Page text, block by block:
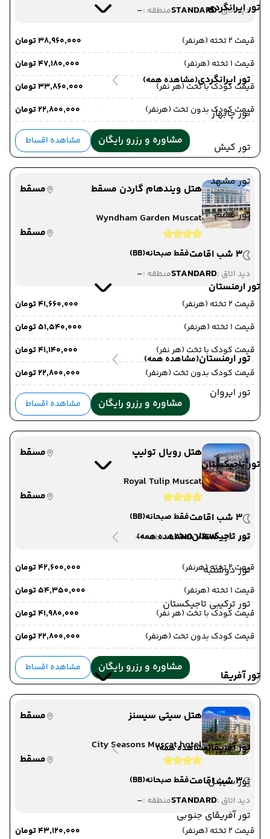
تور ایرانگردی
تور ایرانگردی(مشاهده همه)
تور چابهار
تور کیش
تور مشهد
تور قشم
تور ارمنستان
تور ارمنستان(مشاهده همه)
تور ایروان
تور تاجیکستان
تور تاجیکستان(مشاهده همه)
تور دوشنبه
تور ترکیبی تاجیکستان
تور آفریقا
تور آفریقا(مشاهده همه)
تور سیشل
تور آفریقای جنوبی
دید اتاق :STANDARDمنطقه :-
قیمت 2 تخته (هرنفر)
۳۸٬۹۶۰٬۰۰۰ تومان
قیمت 1 تخته (هرنفر)
۴۷٬۱۸۰٬۰۰۰ تومان
قیمت کودک با تخت (هر نفر)
۳۳٬۸۶۰٬۰۰۰ تومان
قیمت کودک بدون تخت (هرنفر)
۲۲٬۸۰۰٬۰۰۰ تومان
مشاوره و رزرو رایگان مشاهده اقساط
هتل ویندهام گاردن مسقط
مسقط
Wyndham Garden Muscat
مسقط
3 شب اقامت
فقط صبحانه(BB)
دید اتاق :STANDARDمنطقه :-
قیمت 2 تخته (هرنفر)
۴۱٬۶۶۰٬۰۰۰ تومان
قیمت 1 تخته (هرنفر)
۵۱٬۵۴۰٬۰۰۰ تومان
قیمت کودک با تخت (هر نفر)
۴۱٬۱۴۰٬۰۰۰ تومان
قیمت کودک بدون تخت (هرنفر)
۲۲٬۸۰۰٬۰۰۰ تومان
مشاوره و رزرو رایگان مشاهده اقساط
هتل رویال تولیپ
مسقط
Royal Tulip Muscat
مسقط
3 شب اقامت
فقط صبحانه(BB)
دید اتاق :LAND VIEWمنطقه :-
قیمت 2 تخته (هرنفر)
۴۲٬۶۰۰٬۰۰۰ تومان
قیمت 1 تخته (هرنفر)
۵۴٬۳۵۰٬۰۰۰ تومان
قیمت کودک با تخت (هر نفر)
۴۱٬۹۸۰٬۰۰۰ تومان
قیمت کودک بدون تخت (هرنفر)
۲۲٬۸۰۰٬۰۰۰ تومان
مشاوره و رزرو رایگان مشاهده اقساط
هتل سیتی سیسنز
مسقط
City Seasons Muscat hotel
مسقط
3 شب اقامت
فقط صبحانه(BB)
دید اتاق :STANDARDمنطقه :-
قیمت 2 تخته (هرنفر)
۴۳٬۱۲۰٬۰۰۰ تومان